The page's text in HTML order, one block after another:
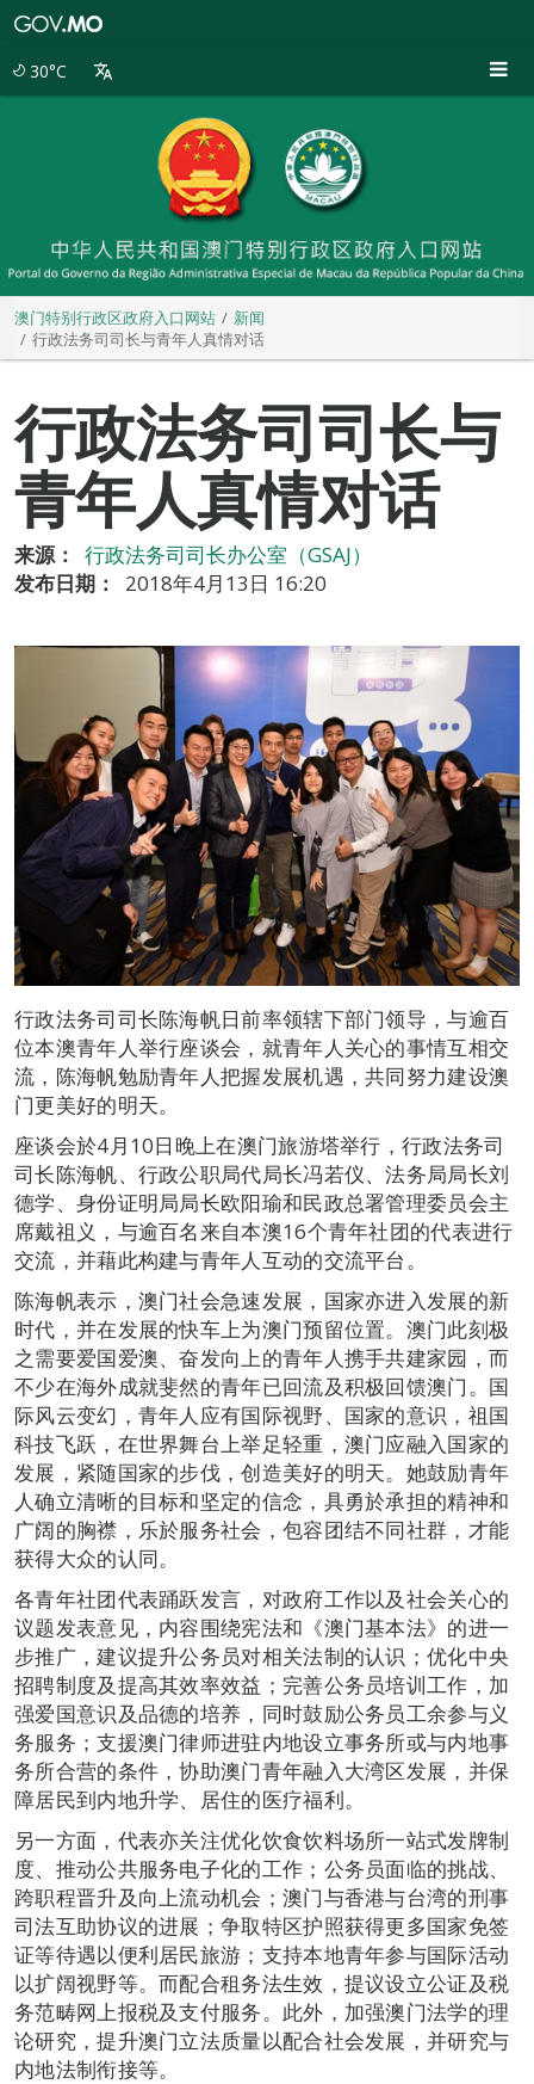
30°C
澳门特别行政区政府入口网站
新闻
行政法务司司长与青年人真情对话
行政法务司司长与
青年人真情对话
来源：
行政法务司司长办公室（GSAJ）
发布日期：
2018年4月13日 16:20
行政法务司司长陈海帆日前率领辖下部门领导，与逾百
位本澳青年人举行座谈会，就青年人关心的事情互相交
流，陈海帆勉励青年人把握发展机遇，共同努力建设澳
门更美好的明天。
座谈会於4月10日晚上在澳门旅游塔举行，行政法务司
司长陈海帆、行政公职局代局长冯若仪、法务局局长刘
德学、身份证明局局长欧阳瑜和民政总署管理委员会主
席戴祖义，与逾百名来自本澳16个青年社团的代表进行
交流，并藉此构建与青年人互动的交流平台。
陈海帆表示，澳门社会急速发展，国家亦进入发展的新
时代，并在发展的快车上为澳门预留位置。澳门此刻极
之需要爱国爱澳、奋发向上的青年人携手共建家园，而
不少在海外成就斐然的青年已回流及积极回馈澳门。国
际风云变幻，青年人应有国际视野、国家的意识，祖国
科技飞跃，在世界舞台上举足轻重，澳门应融入国家的
发展，紧随国家的步伐，创造美好的明天。她鼓励青年
人确立清晰的目标和坚定的信念，具勇於承担的精神和
广阔的胸襟，乐於服务社会，包容团结不同社群，才能
获得大众的认同。
各青年社团代表踊跃发言，对政府工作以及社会关心的
议题发表意见，内容围绕宪法和《澳门基本法》的进一
步推广，建议提升公务员对相关法制的认识；优化中央
招聘制度及提高其效率效益；完善公务员培训工作，加
强爱国意识及品德的培养，同时鼓励公务员工余参与义
务服务；支援澳门律师进驻内地设立事务所或与内地事
务所合营的条件，协助澳门青年融入大湾区发展，并保
障居民到内地升学、居住的医疗福利。
另一方面，代表亦关注优化饮食饮料场所一站式发牌制
度、推动公共服务电子化的工作；公务员面临的挑战、
跨职程晋升及向上流动机会；澳门与香港与台湾的刑事
司法互助协议的进展；争取特区护照获得更多国家免签
证等待遇以便利居民旅游；支持本地青年参与国际活动
以扩阔视野等。而配合租务法生效，提议设立公证及税
务范畴网上报税及支付服务。此外，加强澳门法学的理
论研究，提升澳门立法质量以配合社会发展，并研究与
内地法制衔接等。